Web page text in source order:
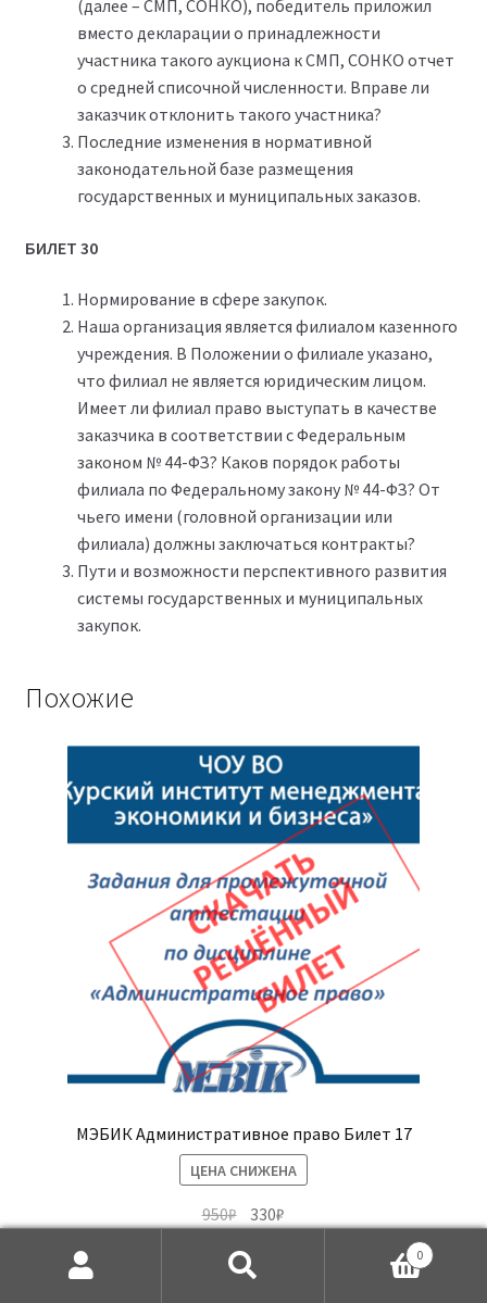
(далее – СМП, СОНКО), победитель приложил
вместо декларации о принадлежности
участника такого аукциона к СМП, СОНКО отчет
о средней списочной численности. Вправе ли
заказчик отклонить такого участника?
Последние изменения в нормативной
законодательной базе размещения
государственных и муниципальных заказов.
БИЛЕТ 30
Нормирование в сфере закупок.
Наша организация является филиалом казенного
учреждения. В Положении о филиале указано,
что филиал не является юридическим лицом.
Имеет ли филиал право выступать в качестве
заказчика в соответствии с Федеральным
законом № 44-ФЗ? Каков порядок работы
филиала по Федеральному закону № 44-ФЗ? От
чьего имени (головной организации или
филиала) должны заключаться контракты?
Пути и возможности перспективного развития
системы государственных и муниципальных
закупок.
Похожие
МЭБИК Административное право Билет 17
ЦЕНА СНИЖЕНА
950₽ Первоначальная
составляла
330₽
Купить
0